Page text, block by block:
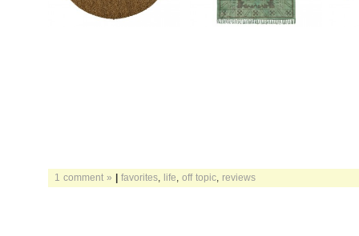
1 comment » | favorites life off topic reviews